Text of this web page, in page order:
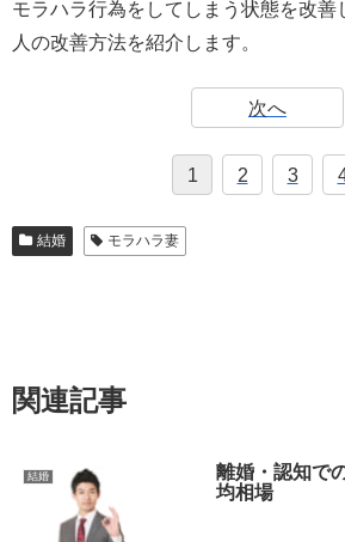
モラハラ行為をしてしまう状態を改善
人の改善方法を紹介します。
次へ
1 2 3
結婚 モラハラ妻
関連記事
結婚
離婚・認知で
均相場